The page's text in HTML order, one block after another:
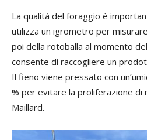
La qualità del foraggio è
utilizza un igrometro per
poi della rotoballa al momento
consente di raccogliere un
Il fieno viene pressato con
% per evitare la proliferazione di
Maillard.